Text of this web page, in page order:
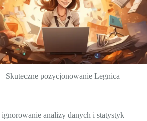
Skuteczne pozycjonowanie Legnica
analizy danych i statystyk